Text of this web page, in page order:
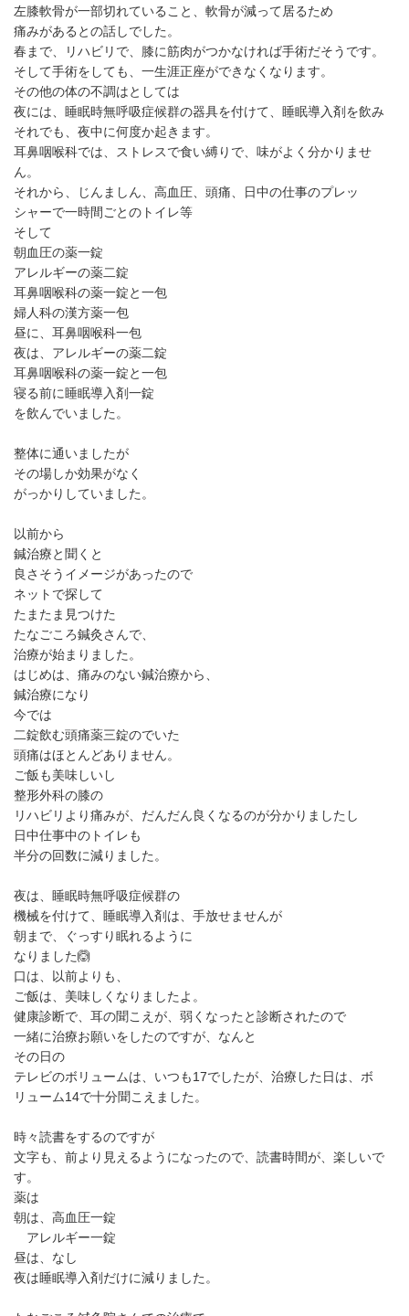
左膝軟骨が一部切れていること、軟骨が減って居るため
痛みがあるとの話しでした。
春まで、リハビリで、膝に筋肉がつかなければ手術だそうです。
そして手術をしても、一生涯正座ができなくなります。
その他の体の不調はとしては
夜には、睡眠時無呼吸症候群の器具を付けて、睡眠導入剤を飲み
それでも、夜中に何度か起きます。
耳鼻咽喉科では、ストレスで食い縛りで、味がよく分かりませ
ん。
それから、じんましん、高血圧、頭痛、日中の仕事のプレッ
シャーで一時間ごとのトイレ等
そして
朝血圧の薬一錠
アレルギーの薬二錠
耳鼻咽喉科の薬一錠と一包
婦人科の漢方薬一包
昼に、耳鼻咽喉科一包
夜は、アレルギーの薬二錠
耳鼻咽喉科の薬一錠と一包
寝る前に睡眠導入剤一錠
を飲んでいました。
整体に通いましたが
その場しか効果がなく
がっかりしていました。
以前から
鍼治療と聞くと
良さそうイメージがあったので
ネットで探して
たまたま見つけた
たなごころ鍼灸さんで、
治療が始まりました。
はじめは、痛みのない鍼治療から、
鍼治療になり
今では
二錠飲む頭痛薬三錠のでいた
頭痛はほとんどありません。
ご飯も美味しいし
整形外科の膝の
リハビリより痛みが、だんだん良くなるのが分かりましたし
日中仕事中のトイレも
半分の回数に減りました。
夜は、睡眠時無呼吸症候群の
機械を付けて、睡眠導入剤は、手放せませんが
朝まで、ぐっすり眠れるように
なりました🙆
口は、以前よりも、
ご飯は、美味しくなりましたよ。
健康診断で、耳の聞こえが、弱くなったと診断されたので
一緒に治療お願いをしたのですが、なんと
その日の
テレビのボリュームは、いつも17でしたが、治療した日は、ボ
リューム14で十分聞こえました。
時々読書をするのですが
文字も、前より見えるようになったので、読書時間が、楽しいで
す。
薬は
朝は、高血圧一錠
アレルギー一錠
昼は、なし
夜は睡眠導入剤だけに減りました。